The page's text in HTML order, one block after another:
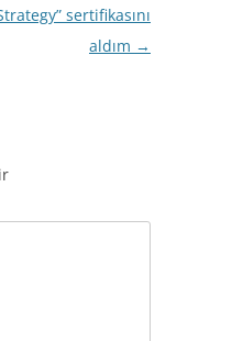
sertifikasını
aldım →